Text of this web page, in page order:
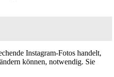
Instagram-Fotos handelt,
können, notwendig. Sie